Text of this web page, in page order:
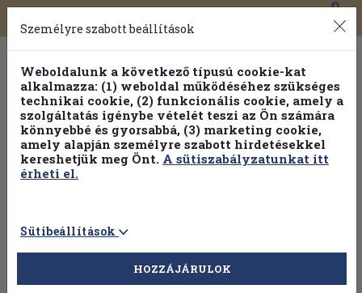
Toggle
navigation
0
Válogasson több mint 30 000 kötet közül
Hobbi témakörökben20% kedvezménnyel!
Személyre szabott beállítások
Weboldalunk a következő típusú cookie-kat
alkalmazza: (1) weboldal működéséhez szükséges
technikai cookie, (2) funkcionális cookie, amely a
szolgáltatás igénybe vételét teszi az Ön számára
könnyebbé és gyorsabbá, (3) marketing cookie,
amely alapján személyre szabott hirdetésekkel
kereshetjük meg Önt. A sütiszabályzatunkat itt
érheti el.
Sütibeállítások
HOZZÁJÁRULOK